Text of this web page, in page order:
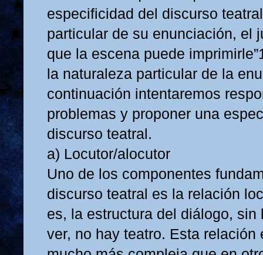
especificidad del discurso
particular de su enunciación, el
que la escena puede
la naturaleza particular de la
continuación intentaremos
problemas y proponer una
discurso teatral.
a) Locutor/alocutor
Uno de los componentes
discurso teatral es la relación
es, la estructura del diálogo, sin
ver, no hay teatro. Esta relación